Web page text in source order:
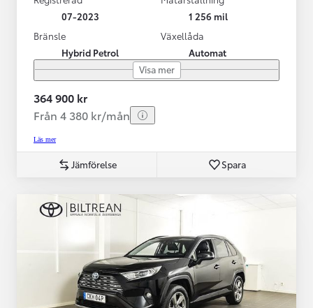
07-2023
1 256 mil
Bränsle
Hybrid Petrol
Växellåda
Automat
Visa mer
364 900 kr
Från 4 380 kr/mån
Läs mer
Jämförelse Spara